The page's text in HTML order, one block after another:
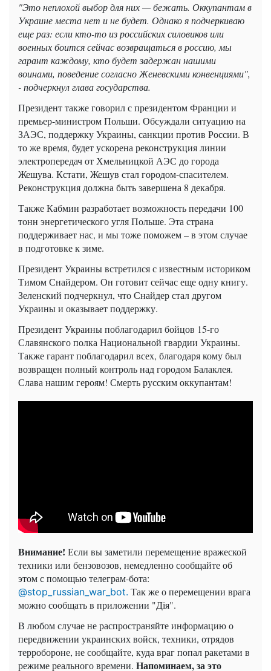
"Это неплохой выбор для них — бежать. Оккупантам в
Украине места нет и не будет. Однако я подчеркиваю
еще раз: если кто-то из российских силовиков или
военных боится сейчас возвращаться в россию, мы
гарант каждому, кто будет задержан нашими
воинами, поведение согласно Женевскими конвенциями",
- подчеркнул глава государства.
Президент также говорил с президентом Франции и
премьер-министром Польши. Обсуждали ситуацию на
ЗАЭС, поддержку Украины, санкции против России. В
то же время, будет ускорена реконструкция линии
электропередач от Хмельницкой АЭС до города
Жешува. Кстати, Жешув стал городом-спасителем.
Реконструкция должна быть завершена 8 декабря.
Также Кабмин разработает возможность передачи 100
тонн энергетического угля Польше. Эта страна
поддерживает нас, и мы тоже поможем – в этом случае
в подготовке к зиме.
Президент Украины встретился с известным историком
Тимом Снайдером. Он готовит сейчас еще одну книгу.
Зеленский подчеркнул, что Снайдер стал другом
Украины и оказывает поддержку.
Президент Украины поблагодарил бойцов 15-го
Славянского полка Национальной гвардии Украины.
Также гарант поблагодарил всех, благодаря кому был
возвращен полный контроль над городом Балаклея.
Слава нашим героям! Смерть русским оккупантам!
Внимание! Если вы заметили перемещение вражеской
техники или бензовозов, немедленно сообщайте об
этом с помощью телеграм-бота:
@stop_russian_war_bot. Так же о перемещении врага
можно сообщать в приложении "Дія".
В любом случае не распространяйте информацию о
передвижении украинских войск, техники, отрядов
терробороне, не сообщайте, куда враг попал ракетами в
режиме реального времени. Напоминаем, за это